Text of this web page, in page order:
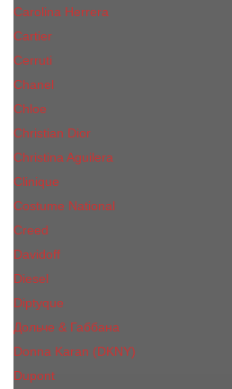
Carolina Herrera
Cartier
Cerruti
Сhanеl
Chloe
Christian Dior
Christina Aguilera
Сliniquе
Costume National
Creed
Davidoff
Diesel
Diptyque
Дольче & Габбана
Donna Karan (DKNY)
Dupont